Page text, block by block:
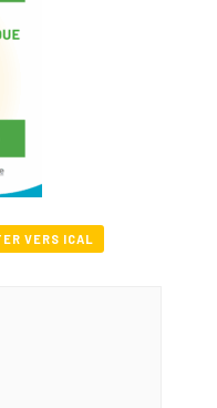
VERS ICAL